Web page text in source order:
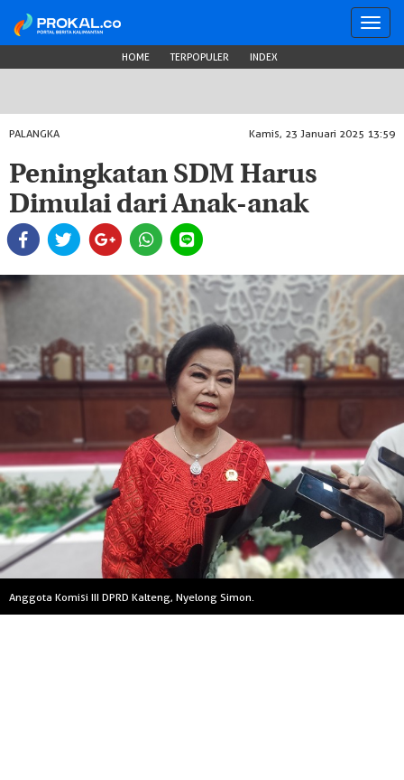
HOME TERPOPULER INDEX
PALANGKA Kamis, 23 Januari 2025 13:59
Peningkatan SDM Harus
Dimulai dari Anak-anak
Anggota Komisi III DPRD Kalteng, Nyelong Simon.